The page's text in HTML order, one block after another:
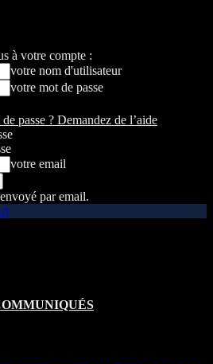
à votre compte :
votre nom d'utilisateur
votre mot de passe
passe ? Demandez de l’aide
votre email
par email.